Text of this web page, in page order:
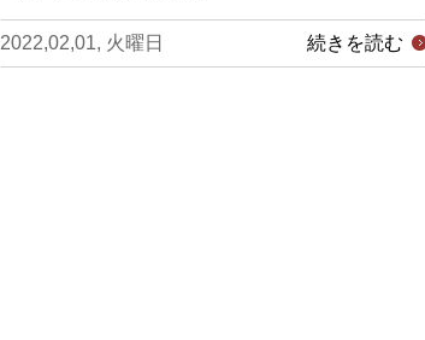
2022,02,01, 火曜日 続きを読む